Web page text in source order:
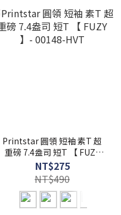
Printstar 圓領 短袖 素T 超
重磅 7.4盎司 短T 【 FUZY
】- 00148-HVT
NT$275
NT$490